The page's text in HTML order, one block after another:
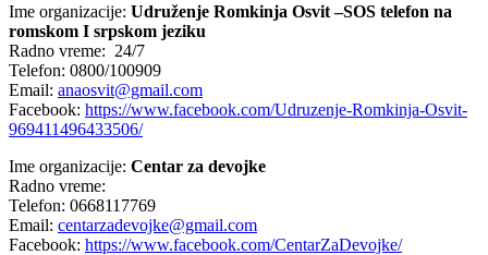
Ime organizacije: Udruženje Romkinja Osvit –SOS telefon na
romskom I srpskom jeziku
Radno vreme: 24/7
Telefon: 0800/100909
Email: anaosvit@gmail.com
Facebook: https://www.facebook.com/Udruzenje-Romkinja-Osvit-
969411496433506/
Ime organizacije: Centar za devojke
Radno vreme:
Telefon: 0668117769
Email: centarzadevojke@gmail.com
Facebook: https://www.facebook.com/CentarZaDevojke/